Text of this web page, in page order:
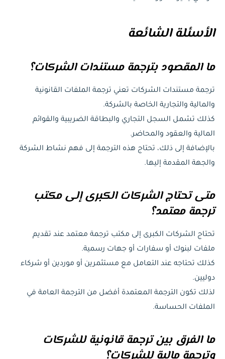
الأسئلة الشائعة
ما المقصود بترجمة مستندات الشركات؟
ترجمة مستندات الشركات تعني ترجمة الملفات القانونية
والمالية والتجارية الخاصة بالشركة.
كذلك تشمل السجل التجاري والبطاقة الضريبية والقوائم
المالية والعقود والمحاضر.
بالإضافة إلى ذلك، تحتاج هذه الترجمة إلى فهم نشاط الشركة
والجهة المقدمة إليها.
متى تحتاج الشركات الكبرى إلى مكتب
ترجمة معتمد؟
تحتاج الشركات الكبرى إلى مكتب ترجمة معتمد عند تقديم
ملفات لبنوك أو سفارات أو جهات رسمية.
كذلك تحتاجه عند التعامل مع مستثمرين أو موردين أو شركاء
دوليين.
لذلك تكون الترجمة المعتمدة أفضل من الترجمة العامة في
الملفات الحساسة.
ما الفرق بين ترجمة قانونية للشركات